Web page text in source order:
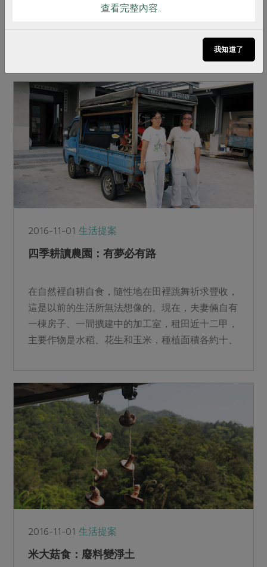
入菜。中藥材用於食補調理學問不小，邀請中醫師
2016-11-01生活提案
四季耕讀農園：有夢必有路
在自然裡自耕自食，隨性地在田裡跳舞祈求豐收，
這是以前的生活所無法想像的。現在，夫妻倆自有
一棟房子、一間擴建中的加工室，租田近十二甲，
主要作物是水稻、花生和玉米，種植面積各約十、
2016-11-01生活提案
米大菇食：廢料變淨土
查看完整內容..
我知道了